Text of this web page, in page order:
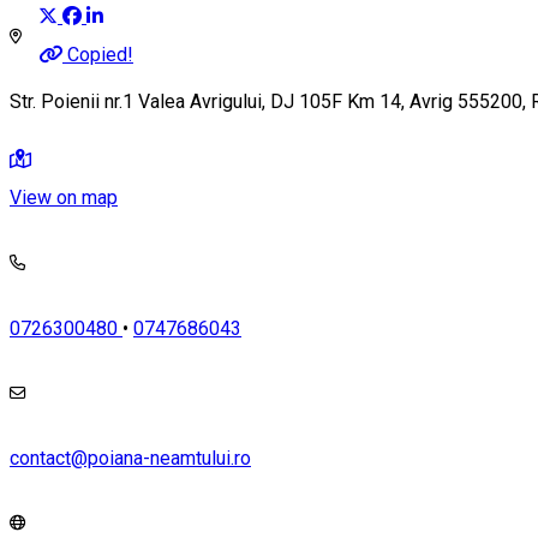
Copied!
Str. Poienii nr.1 Valea Avrigului, DJ 105F Km 14, Avrig 555200,
View on map
0726300480 • 0747686043
contact@poiana-neamtului.ro